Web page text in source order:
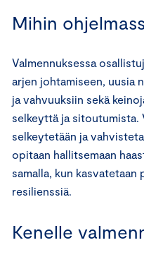
Mihin
Valmennuksessa
arjen johtamiseen, uusia
ja vahvuuksiin sekä
selkeyttä ja sitoutumista.
selkeytetään ja
opitaan hallitsemaan
samalla, kun
resilienssiä.
Kenelle